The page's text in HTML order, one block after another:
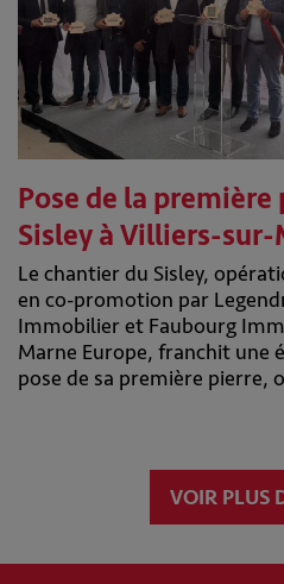
Pose de la
Sisley à Villiers-sur-
Le chantier du Sisley,
en co-promotion par
Immobilier et Faubourg
Marne Europe, franchit une
pose de sa première pierre,
VOIR PLUS